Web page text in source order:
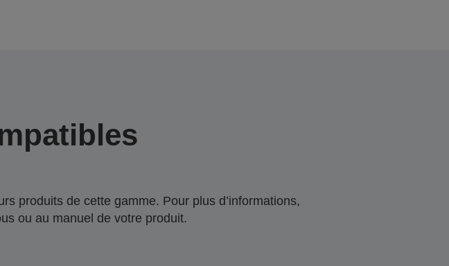
produits de cette gamme. Pour plus d’informations,
ou au manuel de votre produit.